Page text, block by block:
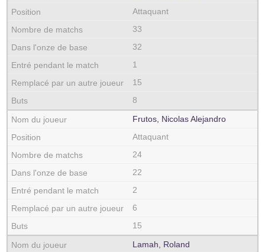
Attaquant
33
32
1
15
8
Frutos, Nicolas Alejandro
Attaquant
24
22
2
6
15
Lamah, Roland